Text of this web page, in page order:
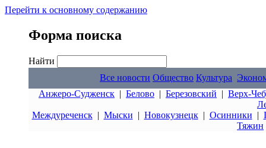
Перейти к основному содержанию
Форма поиска
Найти
Все новости Общество Культура
Анжеро-Судженск | Белово | Березовский | Верх-
Междуреченск| Мыски | Новокузнецк| Осинники |
Тяжин